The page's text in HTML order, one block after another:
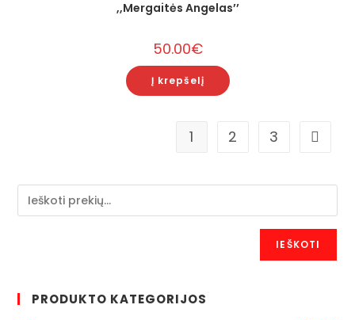
,,Mergaitės Angelas’’
50.00€
Į krepšelį
1 2 3
IEŠKOTI
PRODUKTO KATEGORIJOS